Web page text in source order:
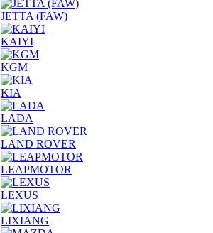
JETTA (FAW)
KAIYI
KGM
KIA
LADA
LAND ROVER
LEAPMOTOR
LEXUS
LIXIANG